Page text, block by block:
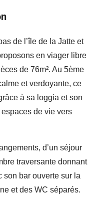
de l’île de la Jatte et
en viager libre
de 76m². Au 5ème
et verdoyante, ce
à sa loggia et son
de vie vers
d’un séjour
traversante donnant
son bar ouverte sur la
et des WC séparés.